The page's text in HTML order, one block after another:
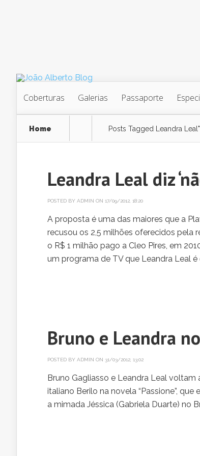
Coberturas Galerias Passaporte
Home Posts Tagged Leandra Leal"
Leandra Leal diz
POSTED BY ADMIN ON 17/09/2012, 18:20
A proposta é uma das maiores que a
recusou os 2,5 milhões oferecidos pela
o R$ 1 milhão pago a Cleo Pires, em
um programa de TV que Leandra Leal é
Bruno e Leandra
POSTED BY ADMIN ON 31/03/2012, 13:02
Bruno Gagliasso e Leandra Leal voltam
italiano Berilo na novela “Passione”,
a mimada Jéssica (Gabriela Duarte) no